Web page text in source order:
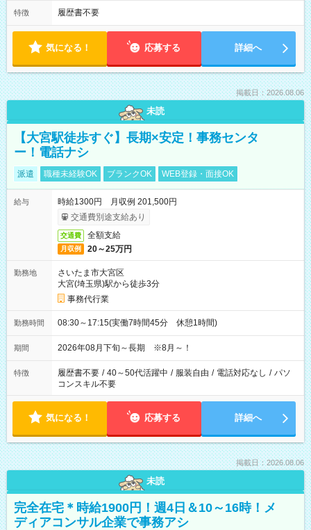
特徴 履歴書不要
気になる！ 応募する 詳細へ
掲載日：2026.08.06
未読
【大宮駅徒歩すぐ】長期×安定！事務センタ
ー！電話ナシ
派遣 職種未経験OK ブランクOK WEB登録・面接OK
給与
時給1300円 月収例 201,500円
交通費別途支給あり
交通費 全額支給
月収例 20～25万円
勤務地
さいたま市大宮区
大宮(埼玉県)駅から徒歩3分
事務代行業
勤務時間 08:30～17:15(実働7時間45分 休憩1時間)
期間 2026年08月下旬～長期 ※8月～！
特徴 履歴書不要 / 40～50代活躍中 / 服装自由 / 電話対応なし / パソ
コンスキル不要
気になる！ 応募する 詳細へ
掲載日：2026.08.06
未読
完全在宅＊時給1900円！週4日＆10～16時！メ
ディアコンサル企業で事務アシ